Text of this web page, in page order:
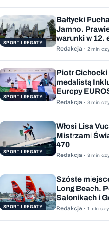
SPORT I REGATY
Bałtycki
Jamno.
warunki w 12.
Redakcja · 2 min
SPORT I REGATY
Piotr Cichocki
medalistą
Europy
Redakcja · 3 min
SPORT I REGATY
Włosi Lisa
Mistrzami
470
Redakcja · 3 min
SPORT I REGATY
Szóste
Long Beach.
Salonikach i
Redakcja · 1 min